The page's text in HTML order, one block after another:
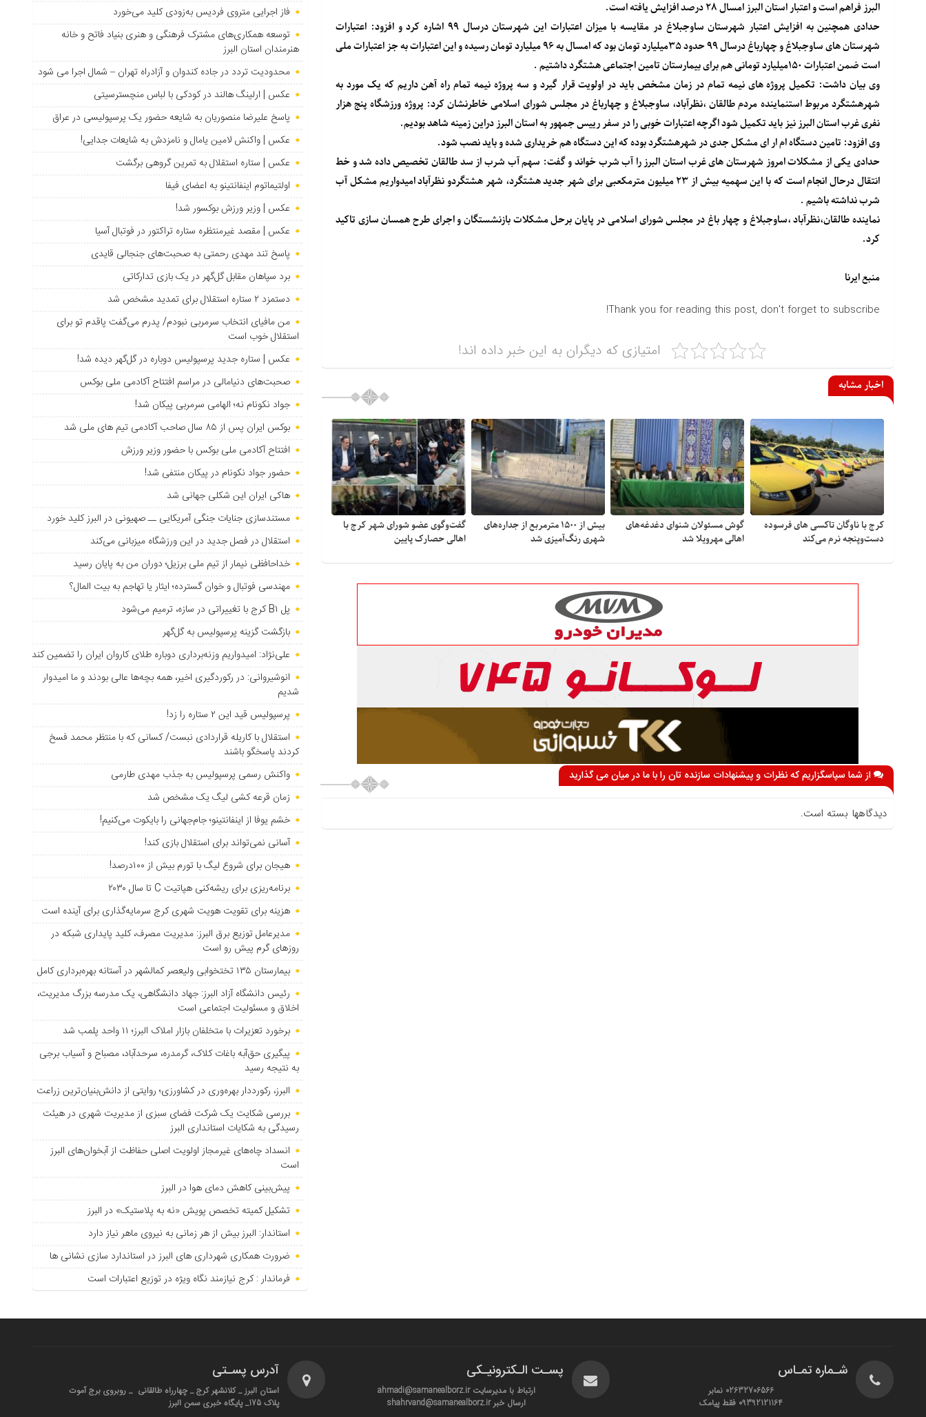
البرز فراهم است و اعتبار استان البرز امسال ۲۸ درصد افزایش یافته است.
حدادی همچنین به افزایش اعتبار شهرستان ساوجبلاغ در مقایسه با میزان اعتبارات این شهرستان درسال ۹۹ اشاره کرد و افزود: اعتبارات
شهرستان های ساوجبلاغ و چهارباغ درسال ۹۹ حدود ۳۵میلیارد تومان بود که امسال به ۹۶ میلیارد تومان رسیده و این اعتبارات به جز اعتبارات ملی
است ضمن اعتبارات ۱۵۰میلیارد تومانی هم برای بیمارستان تامین اجتماعی هشتگرد داشتیم .
وی بیان داشت: تکمیل پروژه های نیمه تمام در زمان مشخص باید در اولویت قرار گیرد و سه پروژه نیمه تمام راه آهن داریم که یک مورد به
شهرهشتگرد مربوط استنماینده مردم طالقان ،نظرآباد، ساوجبلاغ و چهارباغ در مجلس شورای اسلامی خاطرنشان کرد: پروژه ورزشگاه پنج هزار
نفری غرب استان البرز نیز باید تکمیل شود اگرچه اعتبارات خوبی را در سفر رییس جمهور به استان البرز دراین زمینه شاهد بودیم.
وی افزود: تامین دستگاه ام ار ای مشکل جدی در شهرهشتگرد بوده که این دستگاه هم خریداری شده و باید نصب شود.
حدادی یکی از مشکلات امروز شهرستان های غرب استان البرز را آب شرب خواند و گفت: سهم آب شرب از سد طالقان تخصیص داده شد و خط
انتقال درحال انجام است که با این سهمیه بیش از ۲۳ میلیون مترمکعبی برای شهر جدید هشتگرد، شهر هشتگردو نظرآباد امیدواریم مشکل آب
شرب نداشته باشیم .
نماینده طالقان،نظرآباد ،ساوجبلاغ و چهار باغ در مجلس شورای اسلامی در پایان برحل مشکلات بازنشستگان و اجرای طرح همسان سازی تاکید
کرد.
منبعایرنا
Thank you for reading this post, don't forget to subscribe!
امتیازی که دیگران به این خبر داده اند!
اخبار مشابه
کرج با ناوگان تاکسی های فرسوده
دست‌وپنجه نرم می‌کند
گوش مسئولان شنوای دغدغه‎‌های
اهالی مهرویلا شد
بیش از ۱۵۰۰ مترمربع از جداره‌های
شهری رنگ‌آمیزی شد
گفت‌وگوی عضو شورای شهر کرج با
اهالی حصارک پایین
از شما سپاسگزاریم که نظرات و پیشنهادات سازنده تان را با ما در میان می گذارید
دیدگاهها بسته است.
فاز اجرایی متروی فردیس به‌زودی کلید می‌خورد
توسعه همکاری‌های مشترک فرهنگی و هنری بنیاد فاتح و خانه
هنرمندان استان البرز
محدودیت تردد در جاده کندوان و آزادراه تهران – شمال اجرا می شود
عکس | ارلینگ هالند در کودکی با لباس منچسترسیتی
پاسخ علیرضا منصوریان به شایعه حضور یک پرسپولیسی در عراق
عکس | واکنش لامین یامال و نامزدش به شایعات جدایی!
عکس | ستاره استقلال به تمرین گروهی برگشت
اولتیماتوم اینفانتینو به اعضای فیفا
عکس | وزیر ورزش بوکسور شد!
عکس | مقصد غیرمنتظره ستاره تراکتور در فوتبال آسیا
پاسخ تند مهدی رحمتی به صحبت‌های جنجالی قایدی
برد سپاهان مقابل گل‌گهر در یک بازی تدارکاتی
دستمزد ۲ ستاره استقلال برای تمدید مشخص شد
من مافیای انتخاب سرمربی نبودم/ پدرم می‌گفت پاقدم تو برای
استقلال خوب است
عکس | ستاره جدید پرسپولیس دوباره در گل‌گهر دیده شد!
صحبت‌های دنیامالی در مراسم افتتاح آکادمی ملی بوکس
جواد نکونام نه؛ الهامی سرمربی پیکان شد!
بوکس ایران پس از ۸۵ سال صاحب آکادمی تیم های ملی شد
افتتاح آکادمی ملی بوکس با حضور وزیر ورزش
حضور جواد نکونام در پیکان منتفی شد!
هاکی ایران این شکلی جهانی شد
مستندسازی جنایات جنگی آمریکایی ــ صهیونی در البرز کلید خورد
استقلال در فصل جدید در این ورزشگاه میزبانی می‌کند
خداحافظی نیمار از تیم ملی برزیل؛ دوران من به پایان رسید
مهندسی فوتبال و خوان گسترده؛ ایثار یا تهاجم به بیت المال؟
پل B۱ کرج با تغییراتی در سازه، ترمیم می‌شود
بازگشت گزینه پرسپولیس به ‌گل‌گهر
علی‌نژاد: امیدواریم وزنه‌برداری دوباره طلای کاروان ایران را تضمین کند
انوشیروانی: در رکوردگیری اخیر، همه بچه‌ها عالی بودند و ما امیدوار
شدیم
پرسپولیس قید این ۲ ستاره را زد!
استقلال با کاریله قراردادی نبست/ کسانی که با منتظر محمد فسخ
کردند پاسخگو باشند
واکنش رسمی پرسپولیس به جذب مهدی طارمی
زمان قرعه کشی لیگ یک مشخص شد
خشم یوفا از اینفانتینو؛ جام‌جهانی را بایکوت می‌کنیم!
آسانی نمی‌تواند برای استقلال بازی کند!
هیجان برای شروع لیگ با تورم بیش از ۱۰۰درصد!
برنامه‌ریزی برای ریشه‌کنی هپاتیت C تا سال ۲۰۳۰
هزینه برای تقویت هویت شهری کرج سرمایه‌گذاری برای آینده است
مدیرعامل توزیع برق البرز: مدیریت مصرف، کلید پایداری شبکه در
روزهای گرم پیش رو است
بیمارستان ۱۳۵ تختخوابی ولیعصر کمالشهر در آستانه بهره‌برداری کامل
رئیس دانشگاه آزاد البرز: جهاد دانشگاهی، یک مدرسه بزرگ مدیریت،
اخلاق و مسئولیت اجتماعی است
برخورد تعزیرات با متخلفان بازار املاک البرز؛ ۱۱ واحد پلمب شد
پیگیری حق‌آبه باغات کلاک، گرمدره، سرحدآباد، مصباح و آسیاب برجی
به نتیجه رسید
البرز، رکورددار بهره‌وری در کشاورزی؛ روایتی از دانش‌بنیان‌ترین زراعت
بررسی شکایت یک شرکت فضای سبزی از مدیریت شهری در هیئت
رسیدگی به شکایات استانداری البرز
انسداد چاه‌های غیرمجاز اولویت اصلی حفاظت از آبخوان‌های البرز
است
پیش‌بینی کاهش دمای هوا در البرز
تشکیل کمیته تخصص پویش «نه به پلاستیک» در البرز
استاندار: البرز بیش از هر زمانی به نیروی ماهر نیاز دارد
ضرورت همکاری شهرداری های البرز در استاندارد سازی نشانی ها
فرماندار : کرج نیازمند نگاه ویژه در توزیع اعتبارات است
شـماره تمـاس
02632706566 نمابر
09392121164 فقط پیامک
پسـت الـکترونیـکی
ارتباط با مدیرسایت ahmadi@samanealborz.ir
ارسال خبر shahrvand@samanealborz.ir
آدرس پسـتی
استان البرز _ کلانشهر کرج _ چهارراه طالقانی _ روبروی برج آموت
پلاک 175_ پایگاه خبری سمن البرز